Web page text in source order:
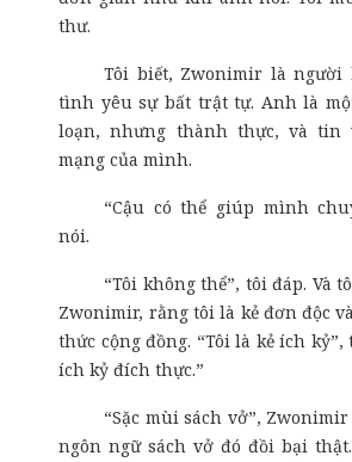
thư.
Tôi biết, Zwonimir là người
tình yêu sự bất trật tự. Anh là
loạn, nhưng thành thực, và tin
mạng của mình.
“Cậu có thể giúp mình
nói.
“Tôi không thể”, tôi đáp. Và
Zwonimir, rằng tôi là kẻ đơn độc
thức cộng đồng. “Tôi là kẻ ích kỷ”,
ích kỷ đích thực.”
“Sặc mùi sách vở”,
ngôn ngữ sách vở đó đồi bại